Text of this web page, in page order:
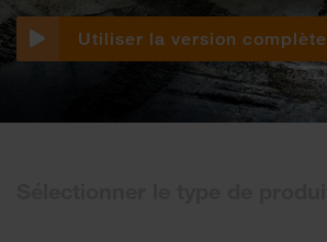
Utiliser la version complète